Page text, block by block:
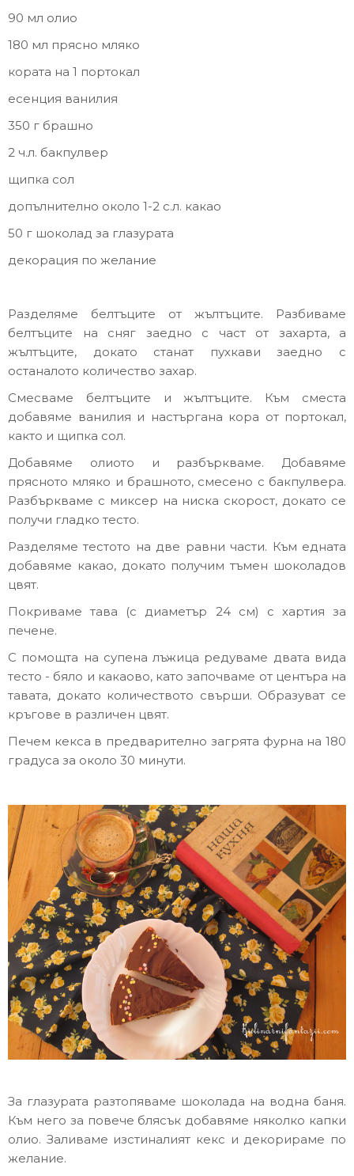
90 мл олио
180 мл прясно мляко
кората на 1 портокал
есенция ванилия
350 г брашно
2 ч.л. бакпулвер
щипка сол
допълнително около 1-2 с.л. какао
50 г шоколад за глазурата
декорация по желание
Разделяме белтъците от жълтъците. Разбиваме
белтъците на сняг заедно с част от захарта, а
жълтъците, докато станат пухкави заедно с
останалото количество захар.
Смесваме белтъците и жълтъците. Към сместа
добавяме ванилия и настъргана кора от портокал,
както и щипка сол.
Добавяме олиото и разбъркваме. Добавяме
прясното мляко и брашното, смесено с бакпулвера.
Разбъркваме с миксер на ниска скорост, докато се
получи гладко тесто.
Разделяме тестото на две равни части. Към едната
добавяме какао, докато получим тъмен шоколадов
цвят.
Покриваме тава (с диаметър 24 см) с хартия за
печене.
С помощта на супена лъжица редуваме двата вида
тесто - бяло и какаово, като започваме от центъра на
тавата, докато количеството свърши. Образуват се
кръгове в различен цвят.
Печем кекса в предварително загрята фурна на 180
градуса за около 30 минути.
За глазурата разтопяваме шоколада на водна баня.
Към него за повече блясък добавяме няколко капки
олио. Заливаме изстиналият кекс и декорираме по
желание.